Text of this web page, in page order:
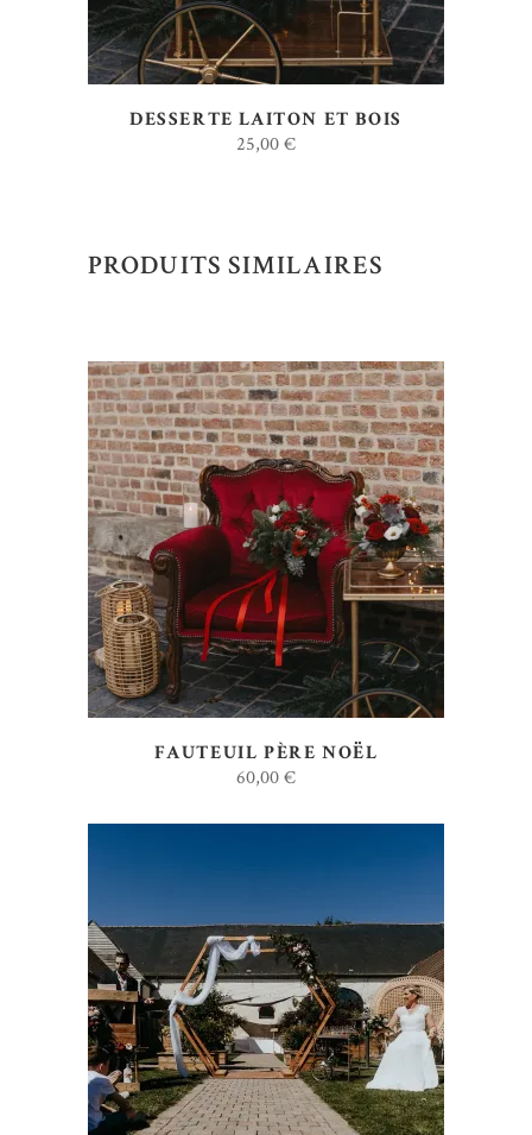
DESSERTE LAITON ET BOIS
25,00€
PRODUITS SIMILAIRES
AJOUTER AU DEVIS
FAUTEUIL PÈRE NOËL
60,00€
AJOUTER AU DEVIS